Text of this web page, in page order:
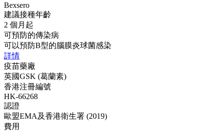
Bexsero
建議接種年齡
2 個月起
可預防的傳染病
可以預防B型的腦膜炎球菌感染
詳情
疫苗藥廠
英國GSK (葛蘭素)
香港注冊編號
HK-66268
認證
歐盟EMA及香港衛生署 (2019)
費用